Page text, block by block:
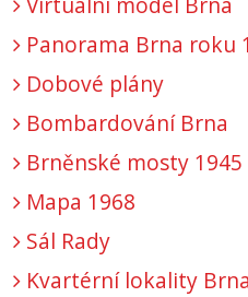
Panorama Brna roku
Dobové plány
Bombardování Brna
Brněnské mosty 1945
Mapa 1968
Sál Rady
Kvartérní lokality Brna